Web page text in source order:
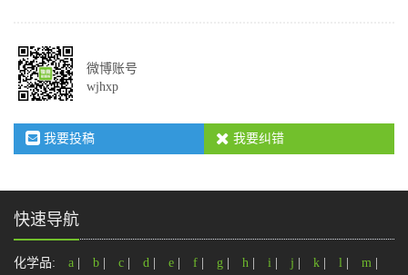
微博账号
wjhxp
我要投稿 我要纠错
快速导航
化学品: a b c d e f g h i j k l m